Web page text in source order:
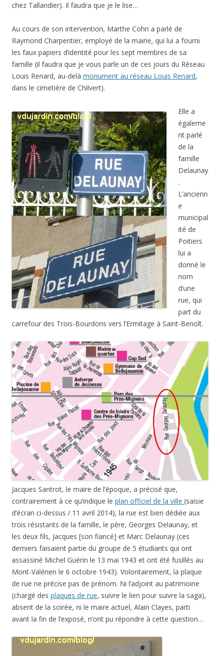
chez Tallandier). Il faudra que je le lise…
Au cours de son intervention, Marthe Cohn a parlé de
Raymond Charpentier, employé de la mairie, qui lui a fourni
les faux papiers d’identité pour les sept membres de sa
famille (il faudra que je vous parle un de ces jours du Réseau
Louis Renard, au-delà monument au réseau Louis Renard,
dans le cimetière de Chilvert).
Elle a
égaleme
nt parlé
de la
famille
Delaunay
.
L’ancienn
e
municipal
ité de
Poitiers
lui a
donné le
nom
d’une
rue, qui
part du
carrefour des Trois-Bourdons vers l’Ermitage à Saint-Benoît.
Jacques Santrot, le maire de l’époque, a précisé que,
contrairement à ce qu’indique le plan officiel de la ville (saisie
d’écran ci-dessus / 11 avril 2014), la rue est bien dédiée aux
trois résistants de la famille, le père, Georges Delaunay, et
les deux fils, Jacques [son fiancé] et Marc Delaunay (ces
derniers faisaient partie du groupe de 5 étudiants qui ont
assassiné Michel Guérin le 13 mai 1943 et ont été fusillés au
Mont-Valérien le 6 octobre 1943). Volontairement, la plaque
de rue ne précise pas de prénom. Ni l’adjoint au patrimoine
(chargé des plaques de rue, suivre le lien pour suivre la saga),
absent de la soirée, ni le maire actuel, Alain Clayes, parti
avant la fin de l’exposé, n’ont pu répondre à cette question…